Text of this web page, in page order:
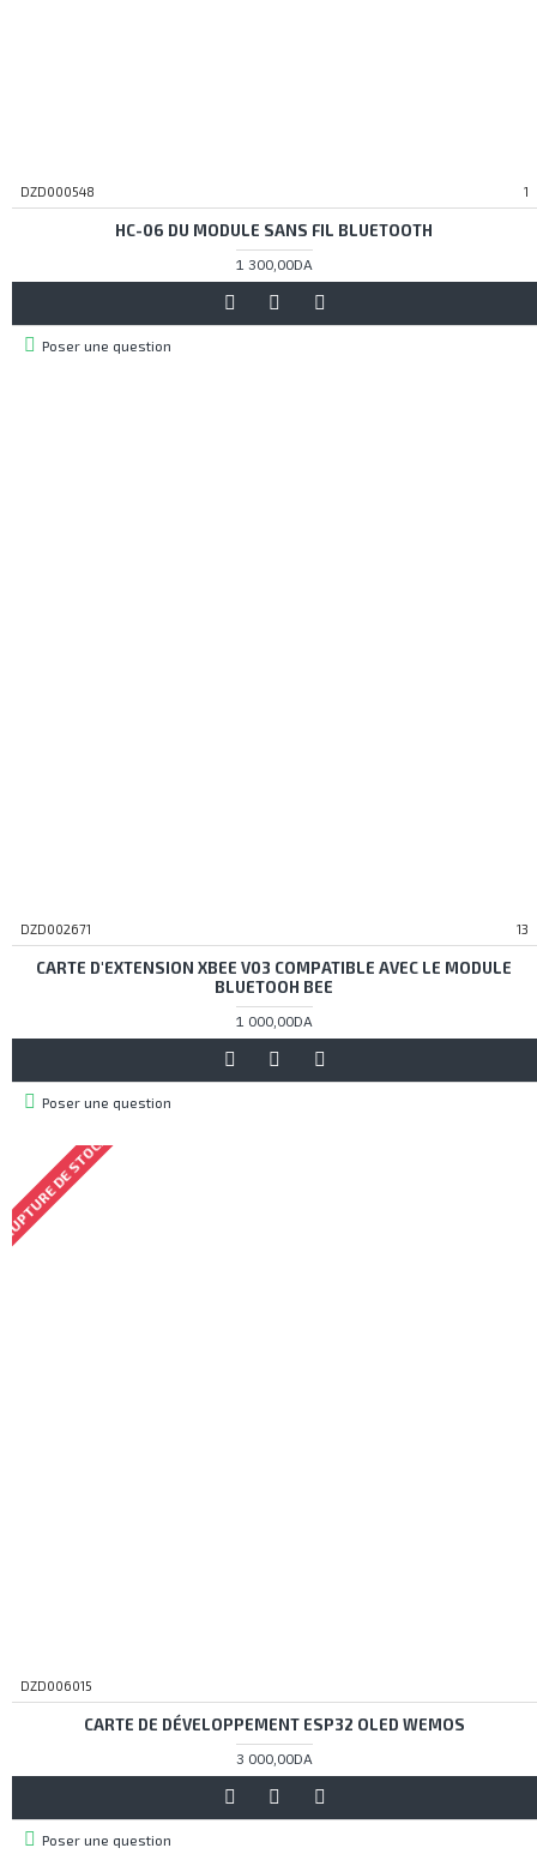
DZD000548 1
HC-06 DU MODULE SANS FIL BLUETOOTH
1 300,00DA
Poser une question
DZD002671 13
CARTE D'EXTENSION XBEE V03 COMPATIBLE AVEC LE MODULE
BLUETOOH BEE
1 000,00DA
Poser une question
DE STOCK
DZD006015
CARTE DE DÉVELOPPEMENT ESP32 OLED WEMOS
3 000,00DA
Poser une question